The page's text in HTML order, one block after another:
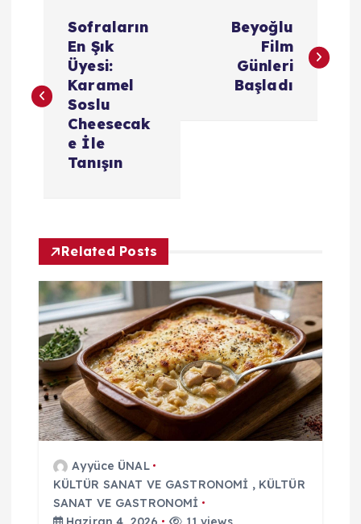
z
z
n
m
e
s
Sofraların
En Şık
Üyesi:
Karamel
Soslu
Cheesecak
e İle
Tanışın
Beyoğlu
Film
Günleri
Başladı
Related Posts
Ayyüce ÜNAL
KÜLTÜR SANAT VE GASTRONOMİ , KÜLTÜR
SANAT VE GASTRONOMİ